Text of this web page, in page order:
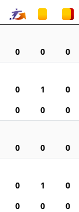
0 0 0
0 1 0
0 0 0
0 0 0
0 1 0
0 0 0